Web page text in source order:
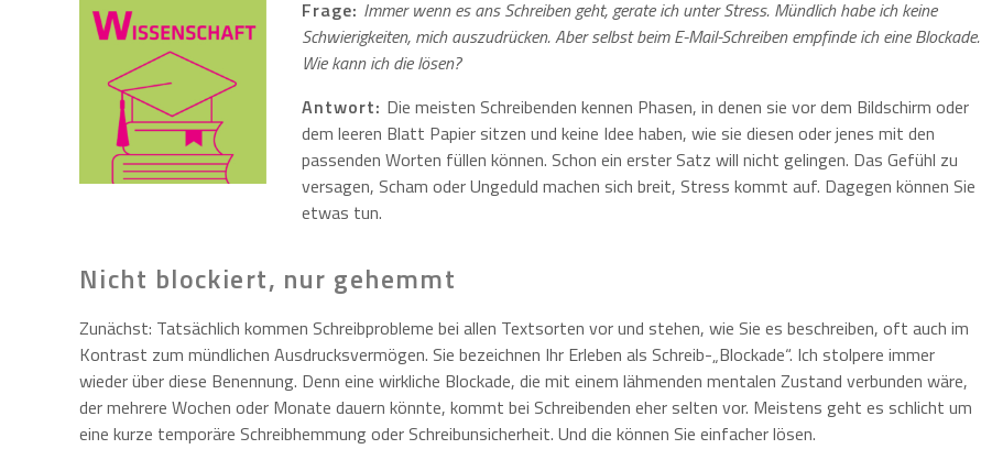
Frage: Immer wenn es ans Schreiben geht, gerate ich unter Stress. Mündlich habe ich keine
Schwierigkeiten, mich auszudrücken. Aber selbst beim E-Mail-Schreiben empfinde ich eine Blockade.
Wie kann ich die lösen?
Antwort: Die meisten Schreibenden kennen Phasen, in denen sie vor dem Bildschirm oder
dem leeren Blatt Papier sitzen und keine Idee haben, wie sie diesen oder jenes mit den
passenden Worten füllen können. Schon ein erster Satz will nicht gelingen. Das Gefühl zu
versagen, Scham oder Ungeduld machen sich breit, Stress kommt auf. Dagegen können Sie
etwas tun.
Nicht blockiert, nur gehemmt
Zunächst: Tatsächlich kommen Schreibprobleme bei allen Textsorten vor und stehen, wie Sie es beschreiben, oft auch im
Kontrast zum mündlichen Ausdrucksvermögen. Sie bezeichnen Ihr Erleben als Schreib-„Blockade“. Ich stolpere immer
wieder über diese Benennung. Denn eine wirkliche Blockade, die mit einem lähmenden mentalen Zustand verbunden wäre,
der mehrere Wochen oder Monate dauern könnte, kommt bei Schreibenden eher selten vor. Meistens geht es schlicht um
eine kurze temporäre Schreibhemmung oder Schreibunsicherheit. Und die können Sie einfacher lösen.